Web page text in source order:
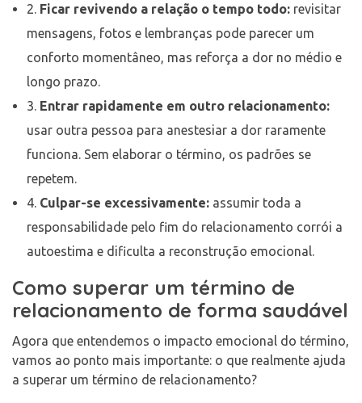
2. Ficar revivendo a relação o tempo todo:revisitar
mensagens, fotos e lembranças pode parecer um
conforto momentâneo, mas reforça a dor no médio e
longo prazo.
3. Entrar rapidamente em outro relacionamento:
usar outra pessoa para anestesiar a dor raramente
funciona. Sem elaborar o término, os padrões se
repetem.
4. Culpar-se excessivamente:assumir toda a
responsabilidade pelo fim do relacionamento corrói a
autoestima e dificulta a reconstrução emocional.
Como superar um término de
relacionamento de forma saudável
Agora que entendemos o impacto emocional do término,
vamos ao ponto mais importante: o que realmente ajuda
a superar um término de relacionamento?